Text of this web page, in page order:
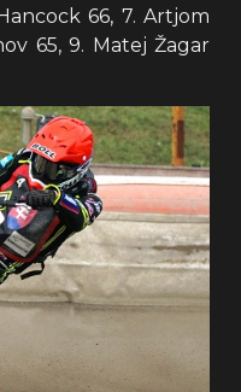
66, 7. Artjom
65, 9. Matej Žagar